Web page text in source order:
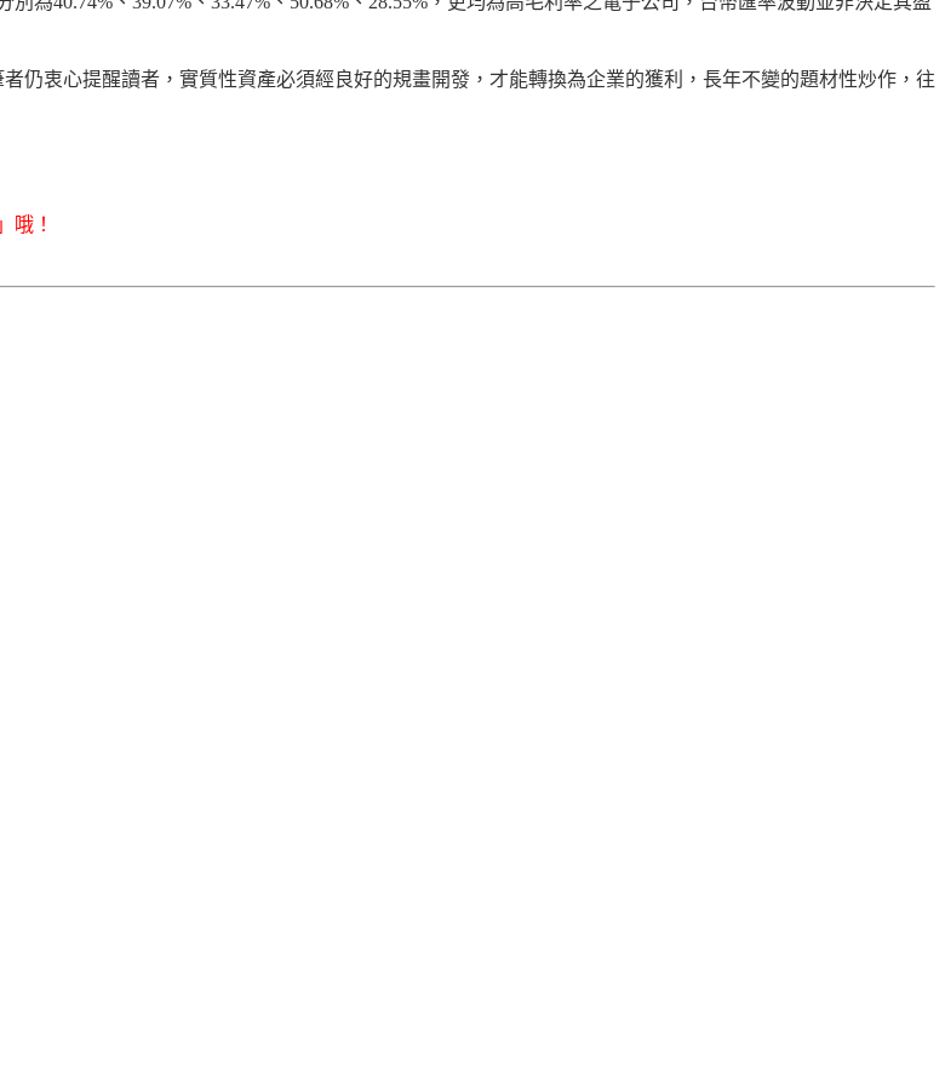
仍衷心提醒讀者，實質性資產必須經良好的規畫開發，才能轉換為企業的獲利，長年不變的題材性炒作，往
哦！